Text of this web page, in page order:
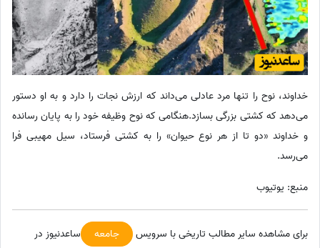
خداوند، نوح را تنها مرد عادلی می‌داند که ارزش نجات را دارد و به او دستور
می‌دهد که کشتی بزرگی بسازد.هنگامی که نوح وظیفه خود را به پایان رسانده
و خداوند «دو تا از هر نوع حیوان» را به کشتی فرستاد، سیل مهیبی فرا
می‌رسد.
منبع: یوتیوب
برای مشاهده سایر مطالب تاریخی با سرویس جامعه
ساعدنیوز در